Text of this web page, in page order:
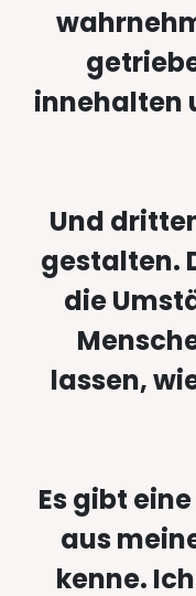
innehalten
Und
gestalten.
die
lassen,
Es gibt
aus
kenne.